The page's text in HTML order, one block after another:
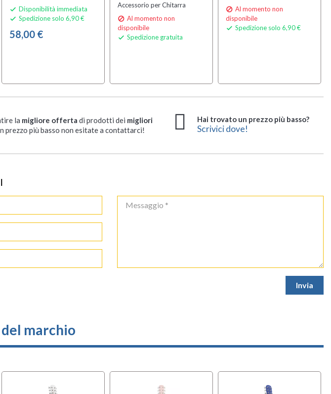
 Disponibilità immediata
 Spedizione solo 6,90 €
58,00 €
Accessorio per Chitarra
 Al momento non
disponibile
 Spedizione gratuita
 Al momento non
disponibile
 Spedizione solo 6,90 €
la migliore offerta di prodotti dei migliori
prezzo più basso non esitate a contattarci!
Hai trovato un prezzo più basso?
Scrivici dove!
marchio